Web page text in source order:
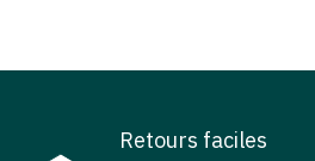
Retours faciles